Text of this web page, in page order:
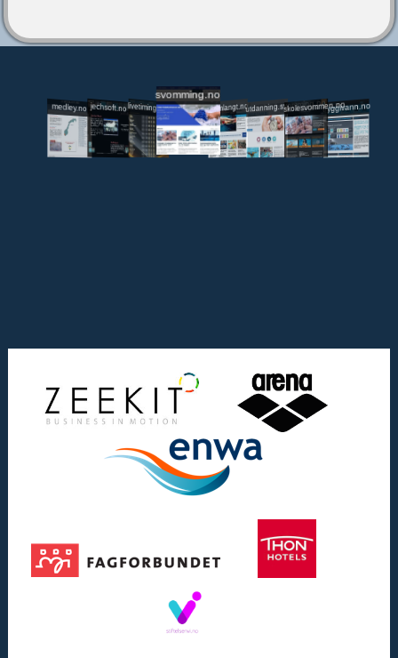
medley.no jechsoft.nolivetiming.medley.no
svomming.no
svomlangt.noutdanning.svomming.no
skolesvommen.notryggivann.no